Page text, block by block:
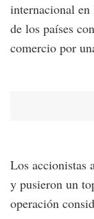
internacional
de los países
comercio por
Los accionistas
y pusieron un
operación